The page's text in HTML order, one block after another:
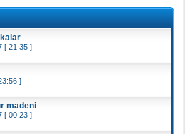
[ 21:35 ]
]
madeni
[ 00:23 ]